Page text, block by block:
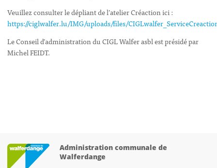
Veuillez consulter le dépliant de l’atelier Créaction ici :
https://ciglwalfer.lu/IMG/uploads/files/
Le Conseil d’administration du CIGL Walfer asbl est présidé par
Michel FEIDT.
Administration communale de
Walferdange